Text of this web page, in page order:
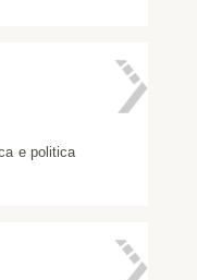
e politica